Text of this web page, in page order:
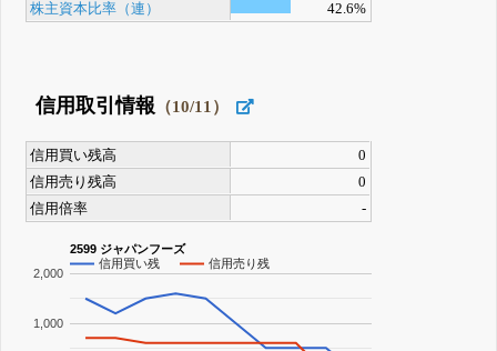
株主資本比率（連） 42.6%
信用取引情報 （10/11）
信用買い残高
0
信用売り残高
0
信用倍率
-
2599 ジャパンフーズ
信用買い残
信用売り残
1,000
2,000